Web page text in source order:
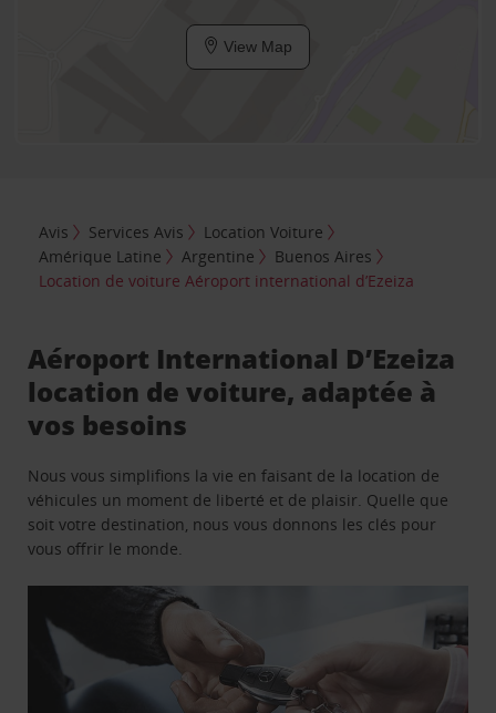
View Map
Avis Services Avis
Location Voiture
Amérique Latine
Argentine
Buenos Aires
Location de voiture Aéroport international d’Ezeiza
Aéroport International D’Ezeiza
location de voiture, adaptée à
vos besoins
Nous vous simplifions la vie en faisant de la location de
véhicules un moment de liberté et de plaisir. Quelle que
soit votre destination, nous vous donnons les clés pour
vous offrir le monde.